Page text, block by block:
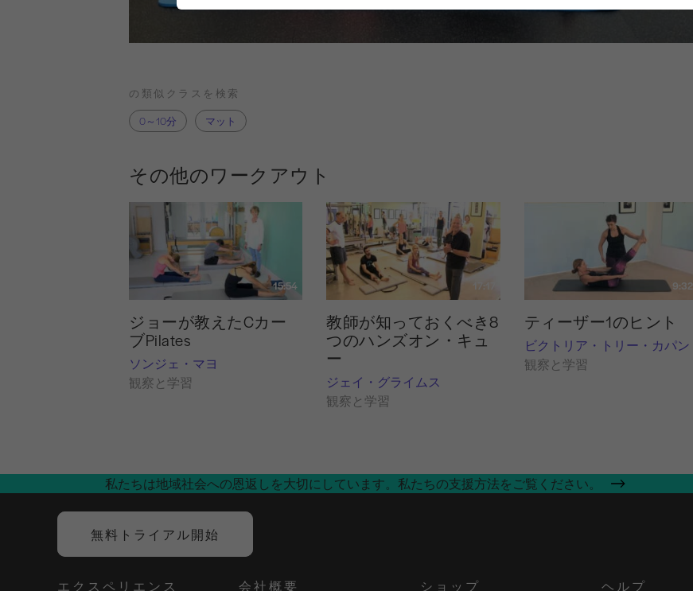
の類似クラスを検索
0～10分
マット
その他のワークアウト
15:54
ジョーが教えたCカー
ブPilates
ソンジェ・マヨ
観察と学習
17:17
教師が知っておくべき8
つのハンズオン・キュ
ー
ジェイ・グライムス
観察と学習
9:32
ティーザー1のヒント
ビクトリア・トリー・カパン
観察と学習
私たちは地域社会への恩返しを大切にしています。私たちの支援方法をご覧ください。
無料トライアル開始
エクスペリエンス 会社概要 ショップ ヘルプ